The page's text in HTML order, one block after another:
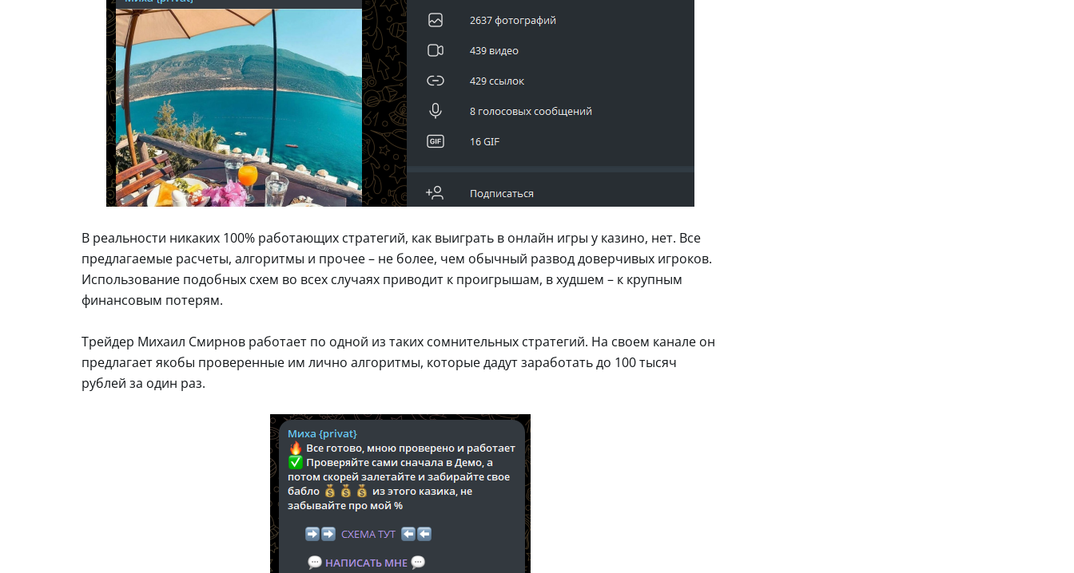
В реальности никаких 100% работающих стратегий, как выиграть в онлайн игры у казино, нет. Все
предлагаемые расчеты, алгоритмы и прочее – не более, чем обычный развод доверчивых игроков.
Использование подобных схем во всех случаях приводит к проигрышам, в худшем – к крупным
финансовым потерям.
Трейдер Михаил Смирнов работает по одной из таких сомнительных стратегий. На своем канале он
предлагает якобы проверенные им лично алгоритмы, которые дадут заработать до 100 тысяч
рублей за один раз.